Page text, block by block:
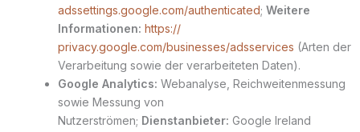
adssettings.google.com/authenticated; Weitere
Informationen: https://
privacy.google.com/businesses/adsservices (Arten der
Verarbeitung sowie der verarbeiteten Daten).
Google Analytics: Webanalyse, Reichweitenmessung
sowie Messung von
Nutzerströmen; Dienstanbieter: Google Ireland